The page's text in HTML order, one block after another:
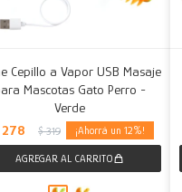
Cepillo a Vapor USB Masaje
Mascotas Gato Perro -
Verde
278 $ 319 12